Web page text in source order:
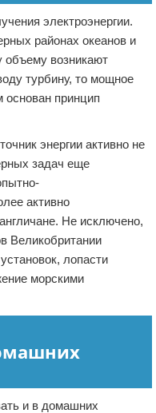
электроэнергии.
районах океанов и
объему возникают
турбину, то мощное
основан принцип
энергии активно не
задач еще
активно
Не исключено,
Великобритании
лопасти
морскими
и в домашних